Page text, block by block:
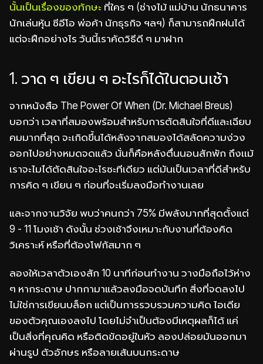
นั้นเป็นเรื่องของทักษะ ที่ใคร ๆ (ช่างไม้ แม่บ้าน นักธนาคาร
นักเล่นหุ้น ซีอีโอ พ่อค้า นักธุรกิจ ฯลฯ) ก็สามารถฝึกฝนได้
แต่จะฝึกอย่างไร วันนี้เราคัดวิธีดี ๆ มาฝาก
1. วาด ๆ เขียน ๆ อะไรก็ได้ในตอนเช้า
จากหนังสือ The Power Of When (Dr. Michael Breus)
บอกว่า เวลาที่สมองพร้อมสำหรับการตัดสินใจที่ดีและเฉียบ
คมมากที่สุด จะเกิดขึ้นได้หลังจากสมองได้สลัดความง่วง
ออกไปอย่างหมดจดแล้ว นั่นก็คือหลังตื่นนอนสักพัก ถึงเเม้
เราจะไมไ่ด้ตัดสินใจอะไรซะทีเดียว แต่มันเป็นเวลาที่ดีสำหรับ
การคิด ๆ เขียน ๆ ก่อนที่จะเริ่มลงมือทำงานเลย
และจากงานวิจัย พบว่าคนกว่า 75% มีพลังมากที่สุดตั้งแต่
9 - 11 โมงเช้า ดังนั้น ช่วงเช้าจึงเหมาะกับงานที่ต้องคิด
วิเคราะห์ หรือที่ต้องโฟกัสมาก ๆ
ลองให้เวลาตัวเองสัก 10 นาทีก่อนทำงาน วางมือถือไว้ห่าง
ๆ หากระดาษ ปากกามาแล้วลงมือจดบันทึก สิ่งที่จดลงไป
ไม่ใช่การเขียนบล็อก แต่เป็นการรวบรวมความคิด ไอเดีย
ของตัวคุณเองลงไป โดยไม่จำเป็นต้องมีเหตุผลก็ได้ แค่
เป็นสิ่งที่คุณคิด หรือติดขัดอยู่ในหัว ลองปล่อยมันออกมา
ผ่านรูป ตัวอักษร หรือลายเส้นบนกระดาษ